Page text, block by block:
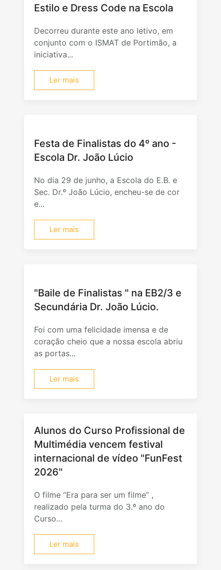
Estilo e Dress Code na Escola
Decorreu durante este ano letivo, em
conjunto com o ISMAT de Portimão, a
iniciativa...
Ler mais
Festa de Finalistas do 4º ano -
Escola Dr. João Lúcio
No dia 29 de junho, a Escola do E.B. e
Sec. Dr.º João Lúcio, encheu-se de cor
e...
Ler mais
"Baile de Finalistas " na EB2/3 e
Secundária Dr. João Lúcio.
Foi com uma felicidade imensa e de
coração cheio que a nossa escola abriu
as portas...
Ler mais
Alunos do Curso Profissional de
Multimédia vencem festival
internacional de vídeo "FunFest
2026"
O filme “Era para ser um filme” ,
realizado pela turma do 3.º ano do
Curso...
Ler mais